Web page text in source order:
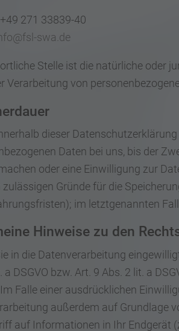
271 33839-40
swa.de
Stelle ist die natürliche oder
Verarbeitung von
dieser
Daten bei uns, bis der
oder eine Einwilligung zur
Gründe für die
im letztgenannten
Hinweise zu den
in die Datenverarbeitung
a DSGVO bzw. Art. 9 Abs. 2 lit. a
Falle einer ausdrücklichen
außerdem auf Grundlage
auf Informationen in Ihr Endgerät